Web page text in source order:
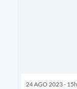
24 AGO 2023 -